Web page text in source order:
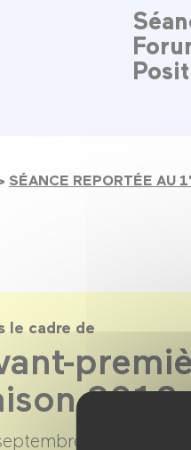
SÉANCE REPORTÉE AU
le cadre de
2018 →